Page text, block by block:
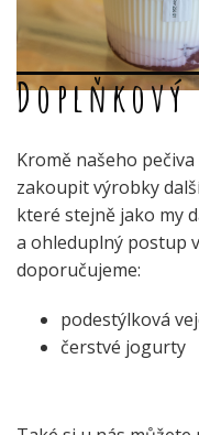
Kromě našeho
zakoupit výrobky
které stejně jako my
a ohleduplný postup
doporučujeme:
podestýlková
čerstvé jogurty